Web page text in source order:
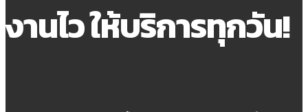
งานไว ให้บริการทุกวัน!